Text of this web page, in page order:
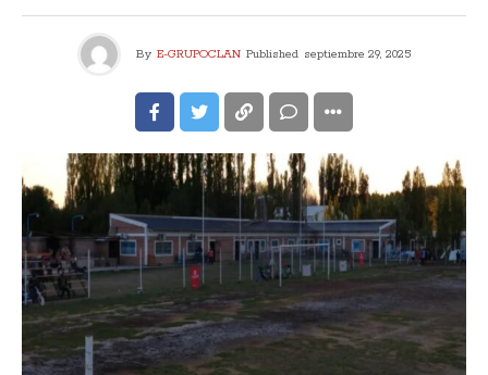
By E-GRUPOCLAN Published septiembre 29, 2025